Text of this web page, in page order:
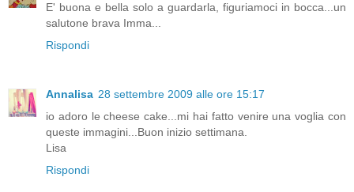
E' buona e bella solo a guardarla, figuriamoci in bocca...un
salutone brava Imma...
Rispondi
Annalisa 28 settembre 2009 alle ore 15:17
io adoro le cheese cake...mi hai fatto venire una voglia con
queste immagini...Buon inizio settimana.
Lisa
Rispondi